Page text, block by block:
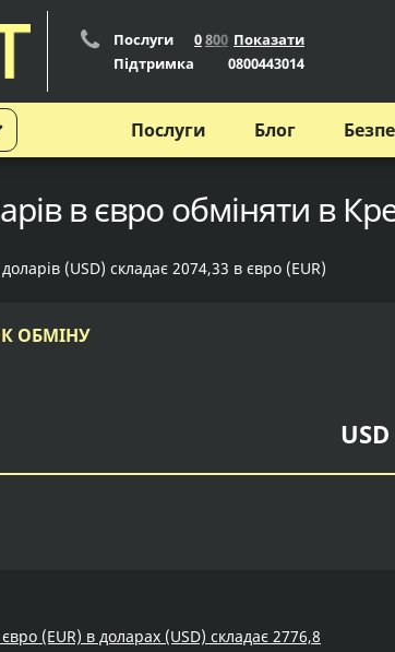
Послуги 0800 Показати
Підтримка
0800443014
Послуги Блог
в євро обміняти в
(USD) складає 2074,33 в євро (EUR)
ОБМІНУ
USD
(EUR) в доларах (USD) складає 2776,8